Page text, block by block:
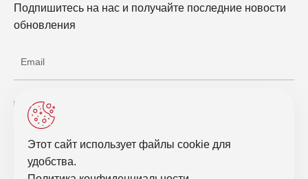
Подпишитесь на нас и получайте последние новости
обновления
Отправить запрос
Соглашаюсь с обработкой персональных данных
Этот сайт использует файлы cookie для
удобства.